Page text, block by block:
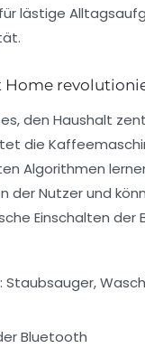
lästige
Home
den Haushalt
die
Algorithmen
der Nutzer und
Einschalten der
Bluetooth